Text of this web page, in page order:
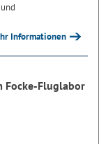
Informationen
Focke-Fluglabor